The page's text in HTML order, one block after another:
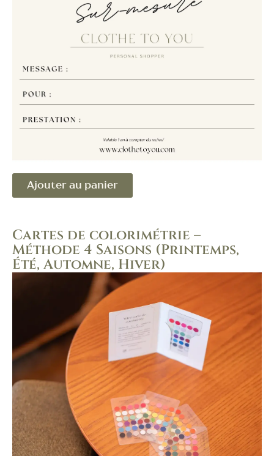
Ajouter au panier
Cartes de colorimétrie –
Méthode 4 Saisons (Printemps,
Été, Automne, Hiver)